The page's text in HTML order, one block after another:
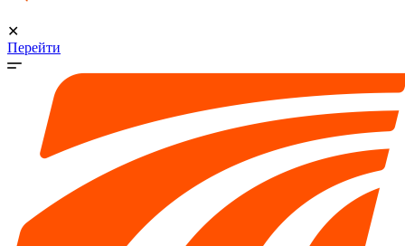
✕
Перейти